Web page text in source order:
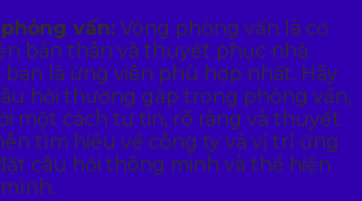
vấn: Vòng phỏng vấn là cơ
bản thân và thuyết phục nhà
là ứng viên phù hợp nhất. Hãy
hỏi thường gặp trong phỏng vấn,
một cách tự tin, rõ ràng và thuyết
tìm hiểu về công ty và vị trí ứng
câu hỏi thông minh và thể hiện